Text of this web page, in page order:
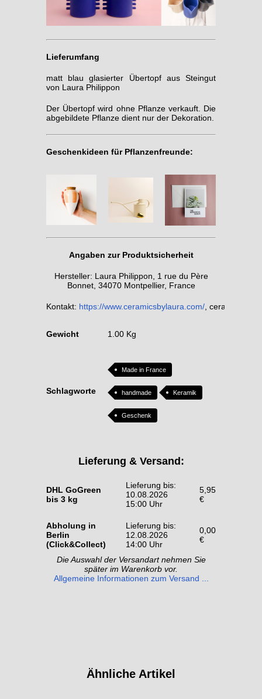
Lieferumfang
matt blau glasierter Übertopf aus Steingut
von Laura Philippon
Der Übertopf wird ohne Pflanze verkauft. Die
abgebildete Pflanze dient nur der Dekoration.
Geschenkideen für Pflanzenfreunde:
Angaben zur Produktsicherheit
Hersteller: Laura Philippon, 1 rue du Père
Bonnet, 34070 Montpellier, France
Kontakt: https://www.ceramicsbylaura.com/ ,
Gewicht 1.00 Kg
Schlagworte
Made in France
handmade Keramik
Geschenk
Lieferung & Versand:
DHL GoGreen
bis 3 kg
Lieferung bis:
10.08.2026
15:00 Uhr
5,95
€
Abholung in
Berlin
(Click&Collect)
Lieferung bis:
12.08.2026
14:00 Uhr
0,00
€
Die Auswahl der Versandart nehmen Sie
später im Warenkorb vor.
Allgemeine Informationen zum Versand ...
Ähnliche Artikel